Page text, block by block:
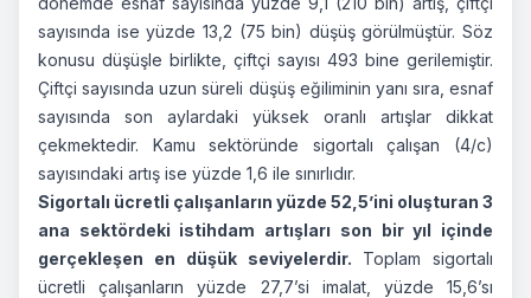
sayısında ise yüzde 13,2 (75 bin) düşüş görülmüştür. Söz
konusu düşüşle birlikte, çiftçi sayısı 493 bine gerilemiştir.
Çiftçi sayısında uzun süreli düşüş eğiliminin yanı sıra, esnaf
sayısında son aylardaki yüksek oranlı artışlar dikkat
çekmektedir. Kamu sektöründe sigortalı çalışan (4/c)
sayısındaki artış ise yüzde 1,6 ile sınırlıdır.
Sigortalı ücretli çalışanların yüzde 52,5’ini oluşturan 3
ana sektördeki istihdam artışları son bir yıl içinde
gerçekleşen en düşük seviyelerdir. Toplam sigortalı
ücretli çalışanların yüzde 27,7’si imalat, yüzde 15,6’sı